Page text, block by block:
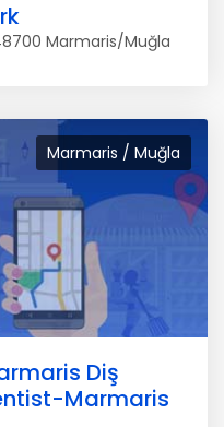
Marmaris/Muğla
Marmaris / Muğla
Diş
Marmaris